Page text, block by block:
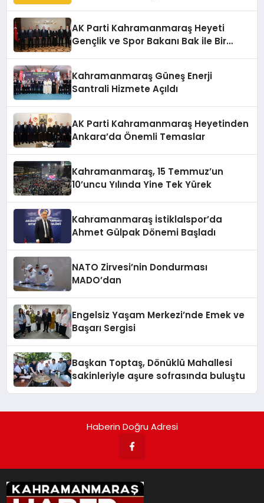
AK Parti Kahramanmaraş Heyeti
Gençlik ve Spor Bakanı Bak ile Bir
Kahramanmaraş Güneş Enerji
Santrali Hizmete Açıldı
AK Parti Kahramanmaraş Heyetinden
Ankara’da Önemli Temaslar
Kahramanmaraş, 15 Temmuz’un
10’uncu Yılında Yine Tek Yürek
Kahramanmaraş İstiklalspor’da
Ahmet Gülpak Dönemi Başladı
NATO Zirvesi’nin Dondurması
MADO’dan
Engelsiz Yaşam Merkezi’nde Emek ve
Başarı Sergisi
Başkan Toptaş, Dönüklü Mahallesi
sakinleriyle aşure sofrasında buluştu
Haberin Doğru Adresi